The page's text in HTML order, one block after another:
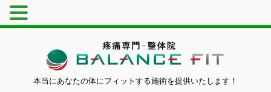
本当にあなたの体にフィットする施術を提供いたします！